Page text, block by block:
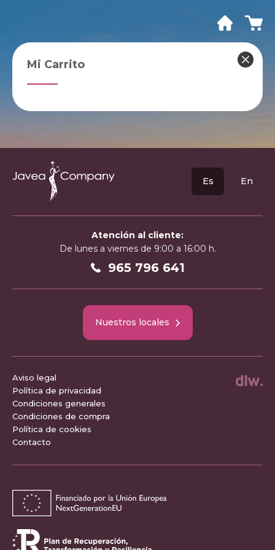
Mi Carrito
Es En
Atención al cliente:
De lunes a viernes de 9:00 a 16:00 h.
965 796 641
Aviso legal
Política de privacidad
Condiciones generales
Condiciones de compra
Política de cookies
Contacto
Nuestros locales